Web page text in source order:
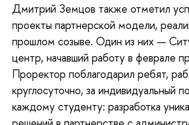
Дмитрий Земцов также отметил
проекты партнерской модели,
прошлом созыве. Один из них —
центр, начавший работу в феврале
Проректор поблагодарил ребят,
круглосуточно, за индивидуальный
каждому студенту: разработка